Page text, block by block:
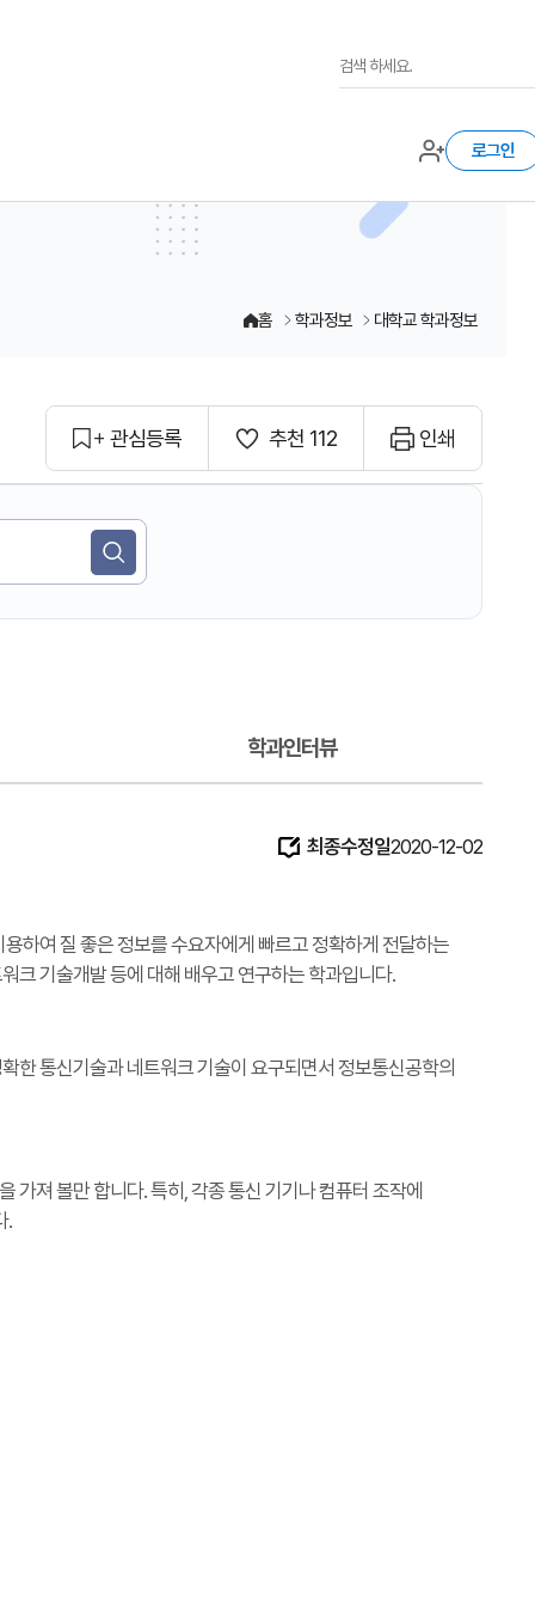
로그인
홈 학과정보 대학교 학과정보
관심등록 추천 112 인쇄
검색
학과인터뷰
최종수정일2020-12-02
하여 질 좋은 정보를 수요자에게 빠르고 정확하게 전달하는
크 기술개발 등에 대해 배우고 연구하는 학과입니다.
한 통신기술과 네트워크 기술이 요구되면서 정보통신공학의
가져 볼만 합니다. 특히, 각종 통신 기기나 컴퓨터 조작에
.